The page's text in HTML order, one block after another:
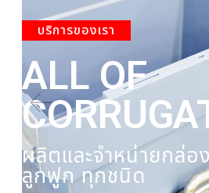
บริการของเรา
ALL OF
PLASTIC
ผลิตและจำหน่ายกล่
ลูกฟูก ทุกชนิด